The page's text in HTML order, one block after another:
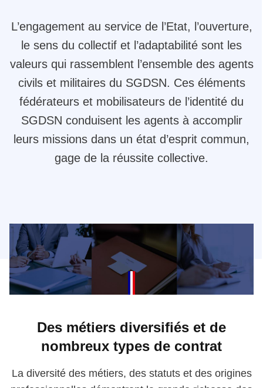
L’engagement au service de l’Etat, l’ouverture,
le sens du collectif et l’adaptabilité sont les
valeurs qui rassemblent l’ensemble des agents
civils et militaires du SGDSN. Ces éléments
fédérateurs et mobilisateurs de l’identité du
SGDSN conduisent les agents à accomplir
leurs missions dans un état d’esprit commun,
gage de la réussite collective.
Des métiers diversifiés et de
nombreux types de contrat
La diversité des métiers, des statuts et des origines